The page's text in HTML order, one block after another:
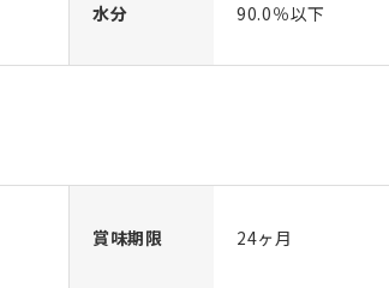
水分 90.0％以下
賞味期限 24ヶ月